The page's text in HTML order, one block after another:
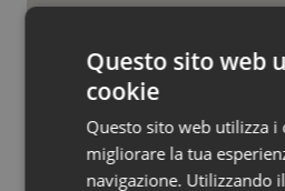
Quotidiano Pediatria
Rene & patologie
Regioni e Asl
Cresce la ricerca
nel 2025 condotti
numero più alto
Questo sito web
cookie
Questo sito web utilizza i
migliorare la tua
navigazione. Utilizzando